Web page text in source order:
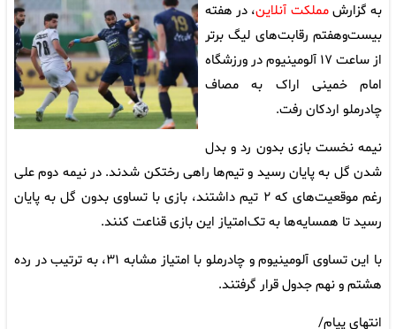
به گزارشمملکت آنلاین، در هفته
بیست‌وهفتم رقابت‌های لیگ برتر
از ساعت ۱۷ آلومینیوم در ورزشگاه
امام خمینی اراک به مصاف
چادرملو اردکان رفت.
نیمه نخست بازی بدون رد و بدل
شدن گل به پایان رسید و تیم‌ها راهی رختکن شدند. در نیمه دوم علی
‌رغم موقعیت‌های که ۲ تیم داشتند، بازی با تساوی بدون گل به پایان
رسید تا همسایه‌ها به تک‌امتیاز این بازی قناعت کنند.
با این تساوی آلومینیوم و چادرملو با امتیاز مشابه ۳۱، به ترتیب در رده
هشتم و نهم جدول قرار گرفتند.
انتهای پیام/